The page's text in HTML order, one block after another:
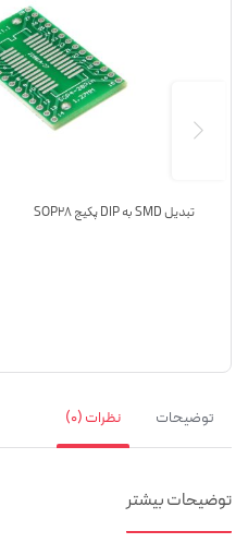
تبدیل SMD به DIP پکیج SOP28
توضیحات نظرات (0)
توضیحاتبیشتر